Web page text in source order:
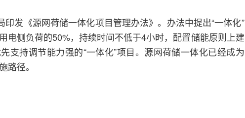
印发《源网荷储一体化项目管理办法》。办法中提出“一体化”
电侧负荷的50%，持续时间不低于4小时，配置储能原则上建
支持调节能力强的“一体化”项目。源网荷储一体化已经成为
路径。